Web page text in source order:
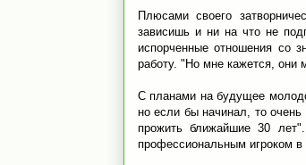
Плюсами своего
зависишь и ни на что не
испорченные отношения со
работу. "Но мне кажется, они
С планами на будущее
но если бы начинал, то
прожить ближайшие 30
профессиональным игроком в